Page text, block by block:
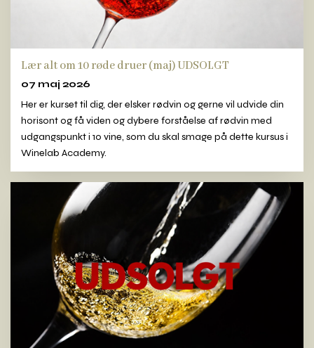
Lær alt om 10 røde druer (maj) UDSOLGT
07 maj 2026
Her er kurset til dig, der elsker rødvin og gerne vil udvide din
horisont og få viden og dybere forståelse af rødvin med
udgangspunkt i 10 vine, som du skal smage på dette kursus i
Winelab Academy.